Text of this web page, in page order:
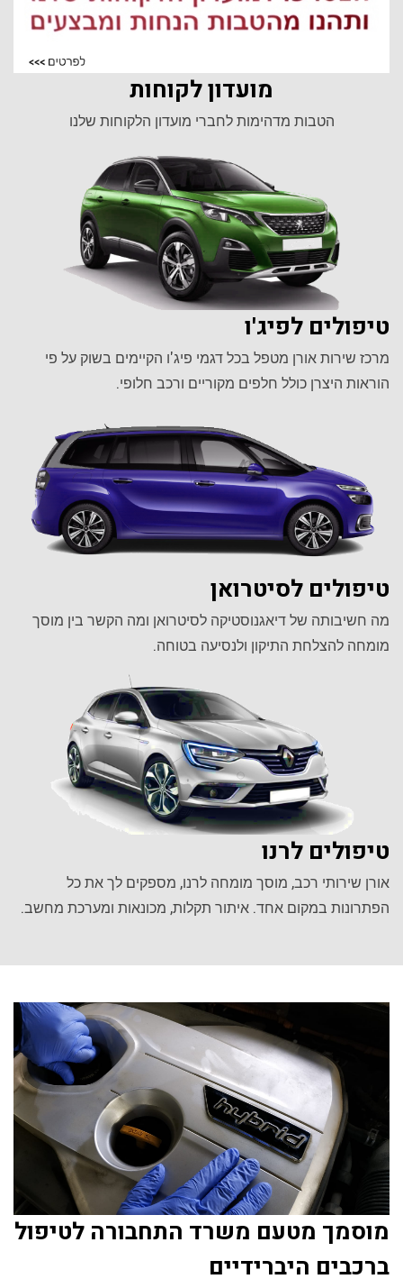
מועדון לקוחות
הטבות מדהימות לחברי מועדון הלקוחות שלנו
טיפולים לפיג'ו
מרכז שירות אורן מטפל בכל דגמי פיג'ו הקיימים בשוק על פי
הוראות היצרן כולל חלפים מקוריים ורכב חלופי.
טיפולים לסיטרואן
מה חשיבותה של דיאגנוסטיקה לסיטרואן ומה הקשר בין מוסך
מומחה להצלחת התיקון ולנסיעה בטוחה.
טיפולים לרנו
אורן שירותי רכב, מוסך מומחה לרנו, מספקים לך את כל
הפתרונות במקום אחד. איתור תקלות, מכונאות ומערכת מחשב.
מוסמך מטעם משרד התחבורה לטיפול
ברכבים היברידיים